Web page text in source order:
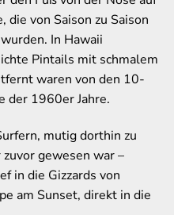
die von Saison zu Saison
In Hawaii
Pintails mit schmalem
waren von den 10-
der 1960er Jahre.
mutig dorthin zu
gewesen war –
in die Gizzards von
am Sunset, direkt in die